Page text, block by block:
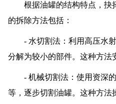
根据油罐的结构特点，抉
的拆除方法包括：
- 水切割法：利用高压水射
分解为较小的部件。这种方法
- 机械切割法：使用资深的
等，逐步切割油罐。这种方法